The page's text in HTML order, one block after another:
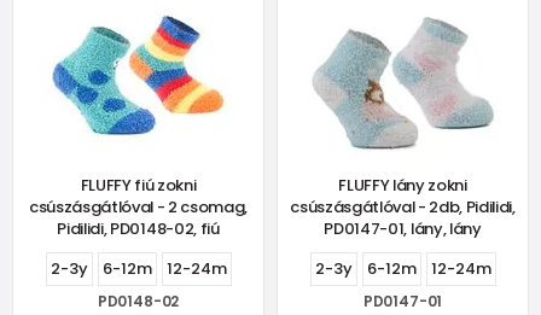
FLUFFY fiú zokni
csúszásgátlóval - 2 csomag,
Pidilidi, PD0148-02, fiú
2-3y
6-12m 12-24m
PD0148-02
FLUFFY lány zokni
csúszásgátlóval - 2db, Pidilidi,
PD0147-01, lány, lány
2-3y
6-12m 12-24m
PD0147-01